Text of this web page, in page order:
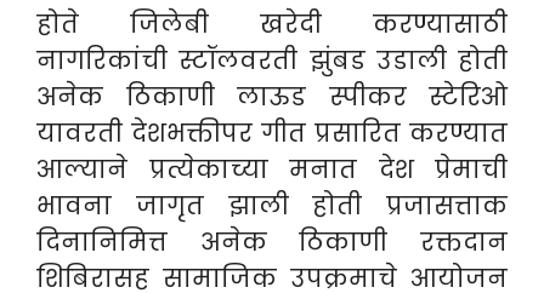
होते जिलेबी खरेदी करण्यासाठी
नागरिकांची स्टॉलवरती झुंबड उडाली होती
अनेक ठिकाणी लाऊड स्पीकर स्टेरिओ
यावरती देशभक्तीपर गीत प्रसारित करण्यात
आल्याने प्रत्येकाच्या मनात देश प्रेमाची
भावना जागृत झाली होती प्रजासत्ताक
दिनानिमित्त अनेक ठिकाणी रक्तदान
शिबिरासह सामाजिक उपक्रमाचे आयोजन